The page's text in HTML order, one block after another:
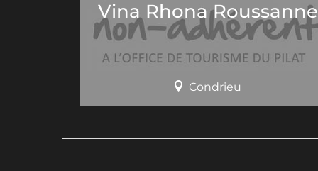
Vina Rhona Roussanne
Condrieu